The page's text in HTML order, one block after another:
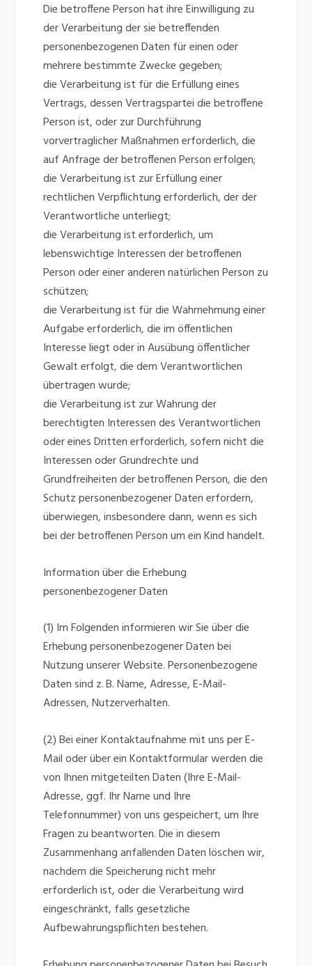
Die betroffene Person hat ihre Einwilligung zu
der Verarbeitung der sie betreffenden
personenbezogenen Daten für einen oder
mehrere bestimmte Zwecke gegeben;
die Verarbeitung ist für die Erfüllung eines
Vertrags, dessen Vertragspartei die betroffene
Person ist, oder zur Durchführung
vorvertraglicher Maßnahmen erforderlich, die
auf Anfrage der betroffenen Person erfolgen;
die Verarbeitung ist zur Erfüllung einer
rechtlichen Verpflichtung erforderlich, der der
Verantwortliche unterliegt;
die Verarbeitung ist erforderlich, um
lebenswichtige Interessen der betroffenen
Person oder einer anderen natürlichen Person zu
schützen;
die Verarbeitung ist für die Wahrnehmung einer
Aufgabe erforderlich, die im öffentlichen
Interesse liegt oder in Ausübung öffentlicher
Gewalt erfolgt, die dem Verantwortlichen
übertragen wurde;
die Verarbeitung ist zur Wahrung der
berechtigten Interessen des Verantwortlichen
oder eines Dritten erforderlich, sofern nicht die
Interessen oder Grundrechte und
Grundfreiheiten der betroffenen Person, die den
Schutz personenbezogener Daten erfordern,
überwiegen, insbesondere dann, wenn es sich
bei der betroffenen Person um ein Kind handelt.
Information über die Erhebung
personenbezogener Daten
(1) Im Folgenden informieren wir Sie über die
Erhebung personenbezogener Daten bei
Nutzung unserer Website. Personenbezogene
Daten sind z. B. Name, Adresse, E-Mail-
Adressen, Nutzerverhalten.
(2) Bei einer Kontaktaufnahme mit uns per E-
Mail oder über ein Kontaktformular werden die
von Ihnen mitgeteilten Daten (Ihre E-Mail-
Adresse, ggf. Ihr Name und Ihre
Telefonnummer) von uns gespeichert, um Ihre
Fragen zu beantworten. Die in diesem
Zusammenhang anfallenden Daten löschen wir,
nachdem die Speicherung nicht mehr
erforderlich ist, oder die Verarbeitung wird
eingeschränkt, falls gesetzliche
Aufbewahrungspflichten bestehen.